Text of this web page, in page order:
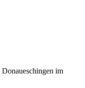
im